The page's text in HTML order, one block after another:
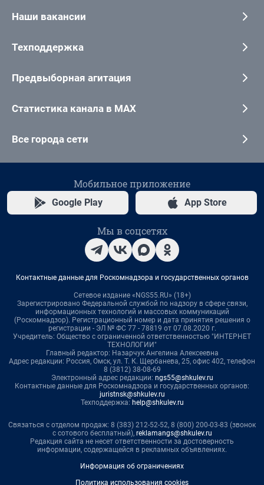
Наши вакансии
Техподдержка
Предвыборная агитация
Статистика канала в MAX
Все города сети
Мобильное приложение
Google Play App Store
Мы в соцсетях
Контактные данные для Роскомнадзора и государственных органов
Сетевое издание «NGS55.RU» (18+)
Зарегистрировано Федеральной службой по надзору в сфере связи,
информационных технологий и массовых коммуникаций
(Роскомнадзор). Регистрационный номер и дата принятия решения о
регистрации - ЭЛ № ФС 77 - 78819 от 07.08.2020 г.
Учредитель: Общество с ограниченной ответственностью "ИНТЕРНЕТ
ТЕХНОЛОГИИ"
Главный редактор: Назарчук Ангелина Алексеевна
Адрес редакции: Россия, Омск, ул. Т. К. Щербанева, 25, офис 402, телефон
8 (3812) 38-08-69
Электронный адрес редакции: ngs55@shkulev.ru
Контактные данные для Роскомнадзора и государственных органов:
juristnsk@shkulev.ru
Техподдержка: help@shkulev.ru
Связаться с отделом продаж: 8 (383) 212-52-52, 8 (800) 200-03-83 (звонок
с сотового бесплатный), reklamangs@shkulev.ru
Редакция сайта не несет ответственности за достоверность
информации, содержащейся в рекламных объявлениях.
Информация об ограничениях
Политика использования cookies